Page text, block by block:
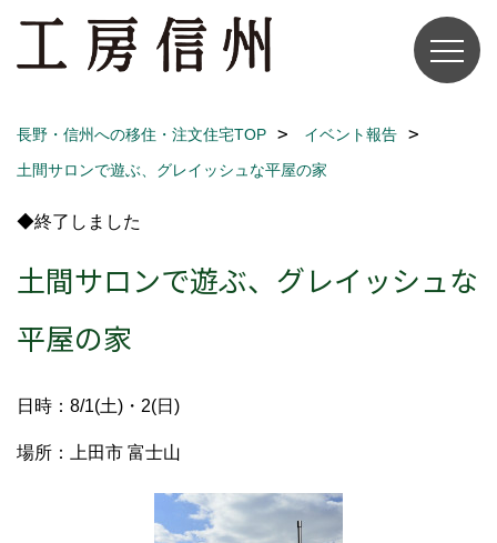
長野・信州への移住・注文住宅TOP
イベント報告
土間サロンで遊ぶ、グレイッシュな平屋の家
◆終了しました
土間サロンで遊ぶ、グレイッシュな
平屋の家
日時：8/1(土)・2(日)
場所：上田市 富士山